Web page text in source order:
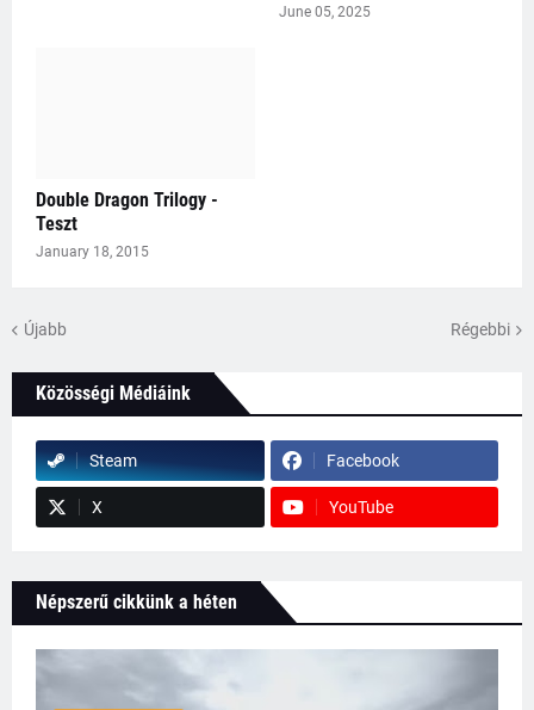
June 05, 2025
Double Dragon Trilogy -
Teszt
January 18, 2015
Újabb Régebbi
Közösségi Médiáink
Steam Facebook
X YouTube
Népszerű cikkünk a héten